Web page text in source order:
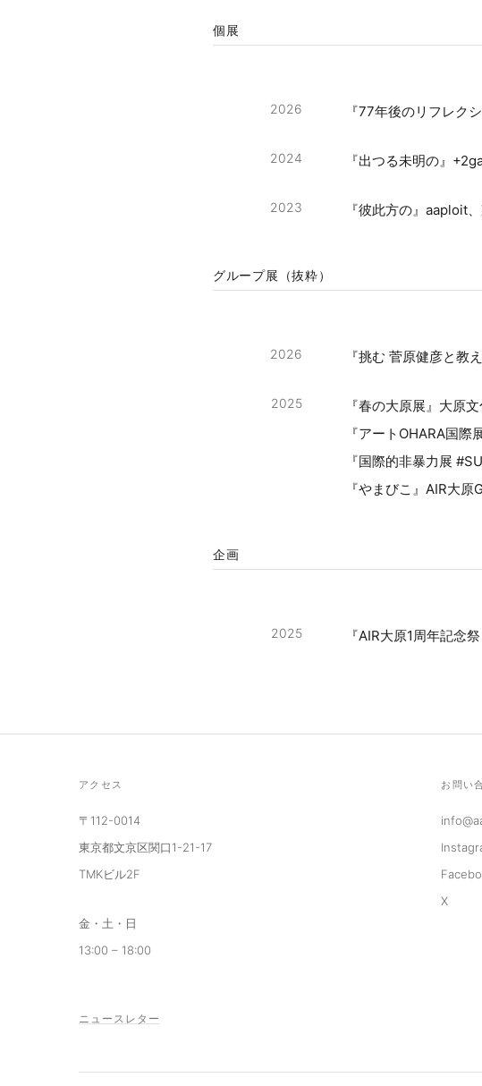
個展
2026 『77年後のリフレク
2024 『出つる未明の』
2023 『彼此方の』aaploit
グループ展（抜粋）
2026 『挑む 菅原健彦と教
2025
『春の大原展』大原
『アートOHARA国
『国際的非暴力展
『やまびこ』AIR大
企画
2025 『AIR大原1周年記念
アクセス
〒112-0014
東京都文京区関口1-21-17
TMKビル2F
金・土・日
13:00 – 18:00
お問い
X
ニュースレター